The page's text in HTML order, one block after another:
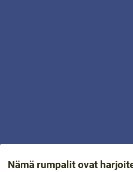
Nämä rumpalit ovat